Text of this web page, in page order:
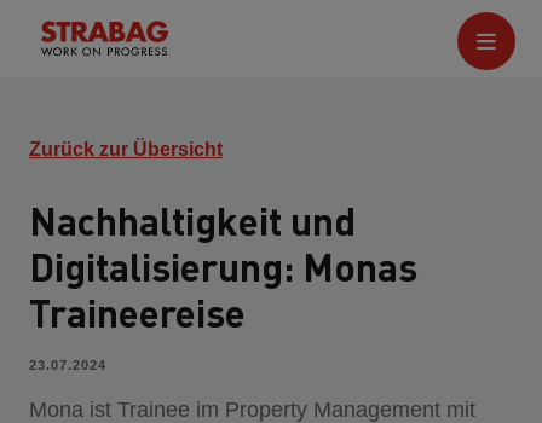
Zurück zur Übersicht
Nachhaltigkeit und
Digitalisierung: Monas
Traineereise
23.07.2024
Mona ist Trainee im Property Management mit